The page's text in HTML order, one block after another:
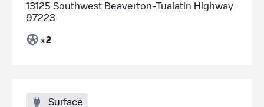
13125 Southwest Beaverton-Tualatin Highway
97223
x 2
Surface